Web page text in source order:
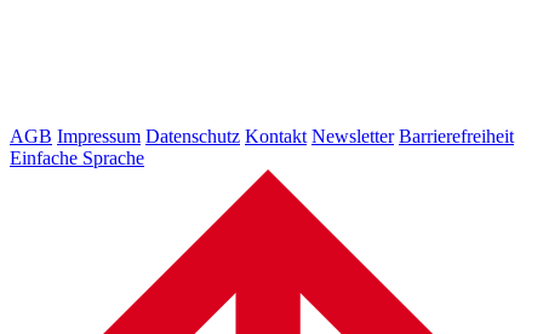
AGB Impressum Datenschutz Kontakt Newsletter Barrierefreiheit
Einfache Sprache